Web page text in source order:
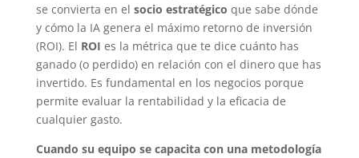
se convierta en el socio estratégico que sabe dónde
y cómo la IA genera el máximo retorno de inversión
(ROI). El ROI es la métrica que te dice cuánto has
ganado (o perdido) en relación con el dinero que has
invertido. Es fundamental en los negocios porque
permite evaluar la rentabilidad y la eficacia de
cualquier gasto.
Cuando su equipo se capacita con una metodología